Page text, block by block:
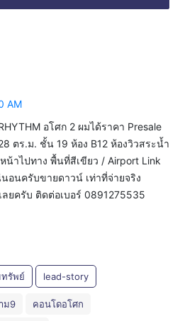
AM
อโศก 2 ผมได้ราคา Presale
ตร.ม. ชั้น 19 ห้อง B12 ห้องวิวสระน้ำ
น้าไปทาง พื้นที่สีเขียว / Airport Link
อนครับขายดาวน์ เท่าที่จ่ายจริง
ลยครับ ติดต่อเบอร์ 0891275535
รัพย์ lead-story
ม9 คอนโดอโศก